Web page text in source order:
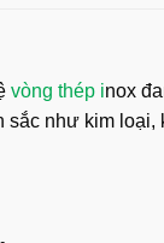
vòng thép inox
sắc như kim loại,